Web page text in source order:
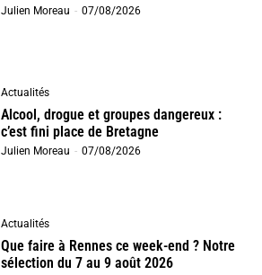
Julien Moreau - 07/08/2026
Actualités
Alcool, drogue et groupes dangereux :
c’est fini place de Bretagne
Julien Moreau - 07/08/2026
Actualités
Que faire à Rennes ce week-end ? Notre
sélection du 7 au 9 août 2026